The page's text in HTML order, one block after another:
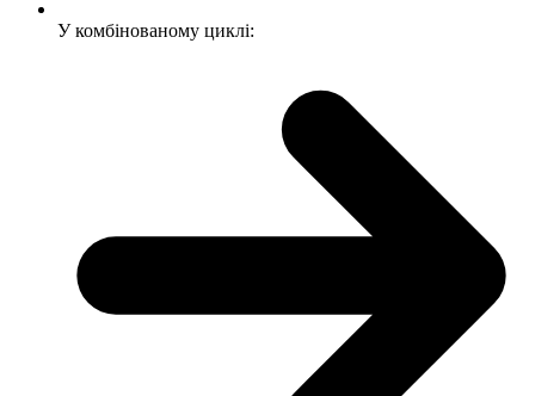
У комбінованому циклі: